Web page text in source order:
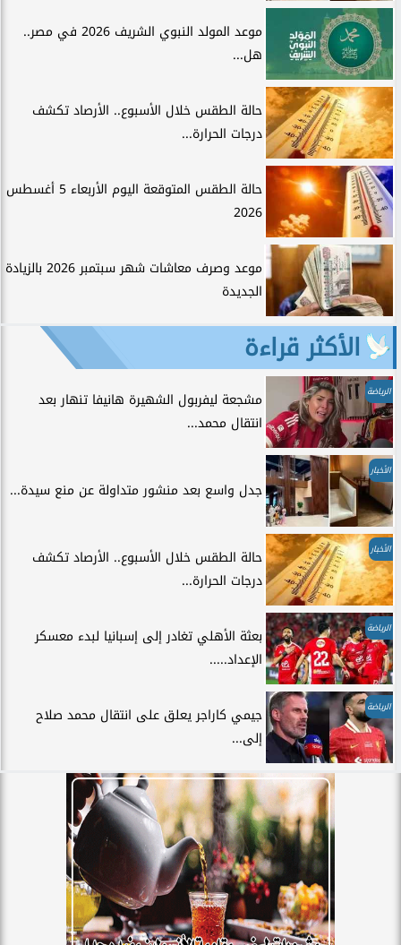
موعد المولد النبوي الشريف 2026 في مصر..
هل...
حالة الطقس خلال الأسبوع.. الأرصاد تكشف
درجات الحرارة...
حالة الطقس المتوقعة اليوم الأربعاء 5 أغسطس
2026
موعد وصرف معاشات شهر سبتمبر 2026 بالزيادة
الجديدة
الأكثر قراءة
الرياضة
مشجعة ليفربول الشهيرة هانيفا تنهار بعد
انتقال محمد...
الأخبار
جدل واسع بعد منشور متداولة عن منع سيدة...
الأخبار
حالة الطقس خلال الأسبوع.. الأرصاد تكشف
درجات الحرارة...
الرياضة
بعثة الأهلي تغادر إلى إسبانيا لبدء معسكر
الإعداد.....
الرياضة
جيمي كاراجر يعلق على انتقال محمد صلاح
إلى...